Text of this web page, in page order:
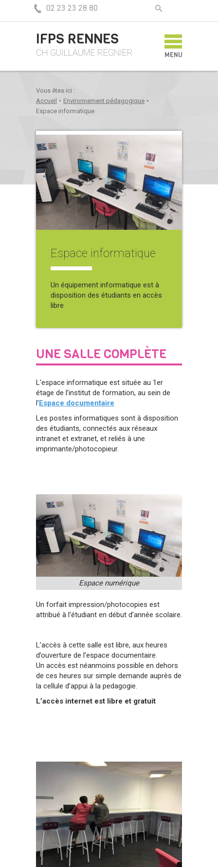
02 23 23 28 80
IFPS RENNES
CH GUILLAUME RÉGNIER MENU
Vous êtes ici :
Accueil • Environnement pédagogique •
Espace informatique
Espace informatique
Un équipement informatique est à
disposition des étudiants en accès
libre
UNE SALLE COMPLÈTE
L’espace informatique est située au 1er
étage de l’institut de formation, au sein de
l’Espace documentaire
Les postes informatiques sont à disposition
des étudiants, connectés aux réseaux
intranet et extranet, et reliés à une
imprimante/photocopieur.
Espace numérique
Un forfait impression/photocopies est
attribué à l’étudiant en début d’année scolaire.
L’accès à cette salle est libre, aux heures
d’ouverture de l’espace documentaire.
Un accès est néanmoins possible en dehors
de ces heures sur simple demande auprès de
la cellule d’appui à la pedagogie.
L’accès internet est libre et gratuit